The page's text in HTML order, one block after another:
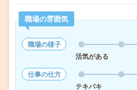
職場の雰囲気
職場の様子
活気がある
仕事の仕方
テキパキ